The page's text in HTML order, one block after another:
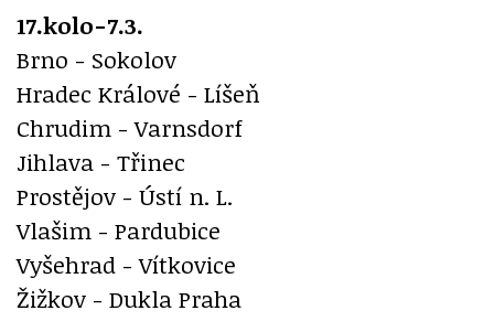
17.kolo-7.3.
Brno - Sokolov
Hradec Králové - Líšeň
Chrudim - Varnsdorf
Jihlava - Třinec
Prostějov - Ústí n. L.
Vlašim - Pardubice
Vyšehrad - Vítkovice
Žižkov - Dukla Praha